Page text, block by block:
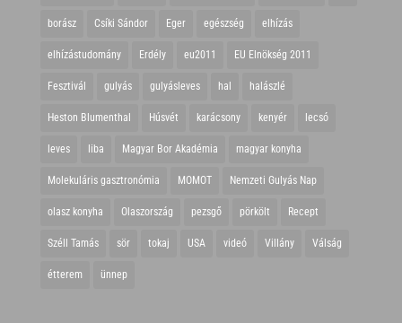
borász Csíki Sándor Eger egészség elhízás
elhízástudomány Erdély eu2011 EU Elnökség 2011
Fesztivál gulyás gulyásleves hal halászlé
Heston Blumenthal Húsvét karácsony kenyér lecsó
leves liba Magyar Bor Akadémia magyar konyha
Molekuláris gasztronómia MOMOT Nemzeti Gulyás Nap
olasz konyha Olaszország pezsgő pörkölt Recept
Széll Tamás sör tokaj USA videó Villány Válság
étterem ünnep